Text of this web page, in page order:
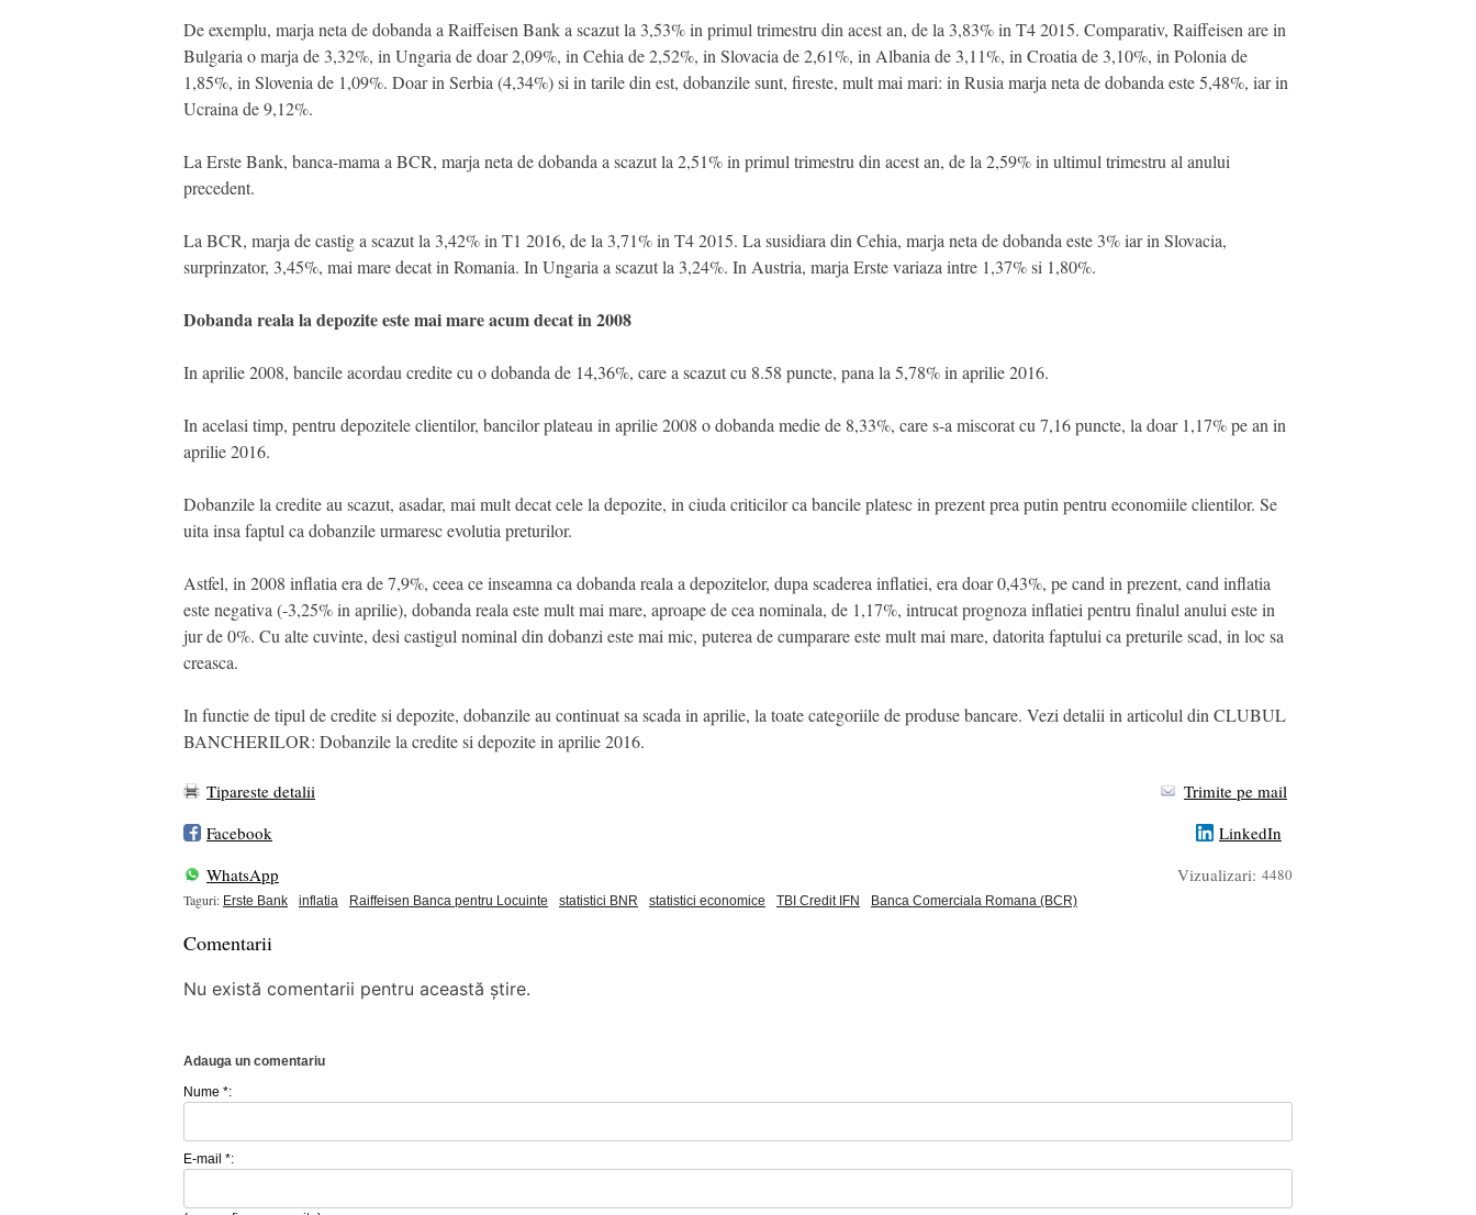
De exemplu, marja neta de dobanda a Raiffeisen Bank a scazut la 3,53% in primul trimestru din acest an, de la 3,83% in T4 2015. Comparativ, Raiffeisen are in
Bulgaria o marja de 3,32%, in Ungaria de doar 2,09%, in Cehia de 2,52%, in Slovacia de 2,61%, in Albania de 3,11%, in Croatia de 3,10%, in Polonia de
1,85%, in Slovenia de 1,09%. Doar in Serbia (4,34%) si in tarile din est, dobanzile sunt, fireste, mult mai mari: in Rusia marja neta de dobanda este 5,48%, iar in
Ucraina de 9,12%.
La Erste Bank, banca-mama a BCR, marja neta de dobanda a scazut la 2,51% in primul trimestru din acest an, de la 2,59% in ultimul trimestru al anului
precedent.
La BCR, marja de castig a scazut la 3,42% in T1 2016, de la 3,71% in T4 2015. La susidiara din Cehia, marja neta de dobanda este 3% iar in Slovacia,
surprinzator, 3,45%, mai mare decat in Romania. In Ungaria a scazut la 3,24%. In Austria, marja Erste variaza intre 1,37% si 1,80%.
Dobanda reala la depozite este mai mare acum decat in 2008
In aprilie 2008, bancile acordau credite cu o dobanda de 14,36%, care a scazut cu 8.58 puncte, pana la 5,78% in aprilie 2016.
In acelasi timp, pentru depozitele clientilor, bancilor plateau in aprilie 2008 o dobanda medie de 8,33%, care s-a miscorat cu 7,16 puncte, la doar 1,17% pe an in
aprilie 2016.
Dobanzile la credite au scazut, asadar, mai mult decat cele la depozite, in ciuda criticilor ca bancile platesc in prezent prea putin pentru economiile clientilor. Se
uita insa faptul ca dobanzile urmaresc evolutia preturilor.
Astfel, in 2008 inflatia era de 7,9%, ceea ce inseamna ca dobanda reala a depozitelor, dupa scaderea inflatiei, era doar 0,43%, pe cand in prezent, cand inflatia
este negativa (-3,25% in aprilie), dobanda reala este mult mai mare, aproape de cea nominala, de 1,17%, intrucat prognoza inflatiei pentru finalul anului este in
jur de 0%. Cu alte cuvinte, desi castigul nominal din dobanzi este mai mic, puterea de cumparare este mult mai mare, datorita faptului ca preturile scad, in loc sa
creasca.
In functie de tipul de credite si depozite, dobanzile au continuat sa scada in aprilie, la toate categoriile de produse bancare. Vezi detalii in articolul din CLUBUL
BANCHERILOR: Dobanzile la credite si depozite in aprilie 2016.
Tipareste detalii
Trimite pe mail
Facebook
LinkedIn
WhatsApp
Vizualizari: 4480
Taguri: Erste Bank inflatia Raiffeisen Banca pentru Locuinte statistici BNR statistici economice TBI Credit IFN Banca Comerciala Romana (BCR)
Comentarii
Nu există comentarii pentru această știre.
Adauga un comentariu
Nume *:
E-mail *: